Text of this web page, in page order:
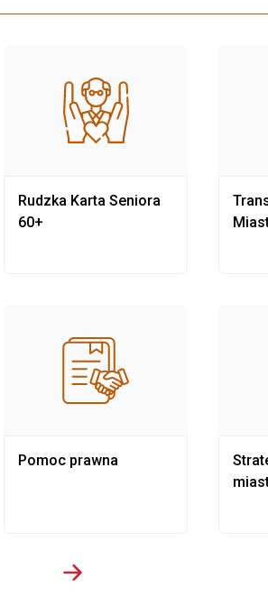
Rudzka Karta Seniora
60+
Pomoc prawna